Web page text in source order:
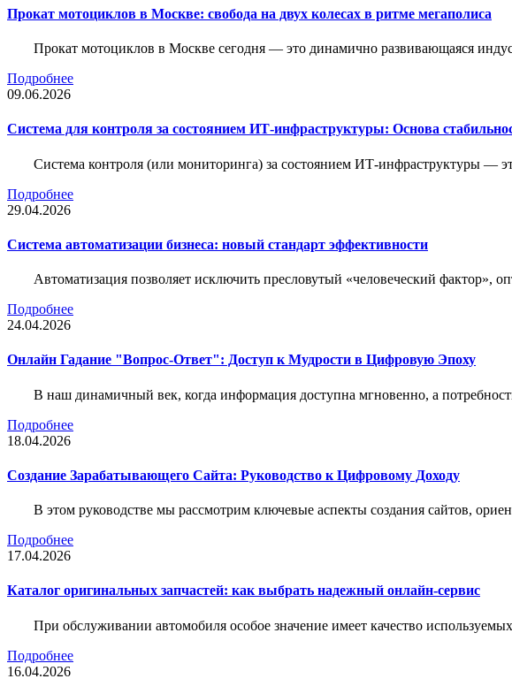
Прокат мотоциклов в Москве: свобода на двух колесах в ритме мегаполиса
Прокат мотоциклов в Москве сегодня — это динамично развивающаяся
Подробнее
09.06.2026
Система для контроля за состоянием ИТ-инфраструктуры: Основа
Система контроля (или мониторинга) за состоянием ИТ-инфраструктуры —
Подробнее
29.04.2026
Система автоматизации бизнеса: новый стандарт эффективности
Автоматизация позволяет исключить пресловутый «человеческий фактор»,
Подробнее
24.04.2026
Онлайн Гадание "Вопрос-Ответ": Доступ к Мудрости в Цифровую Эпоху
В наш динамичный век, когда информация доступна мгновенно, а
Подробнее
18.04.2026
Создание Зарабатывающего Сайта: Руководство к Цифровому Доходу
В этом руководстве мы рассмотрим ключевые аспекты создания сайтов,
Подробнее
17.04.2026
Каталог оригинальных запчастей: как выбрать надежный онлайн-сервис
При обслуживании автомобиля особое значение имеет качество
Подробнее
16.04.2026